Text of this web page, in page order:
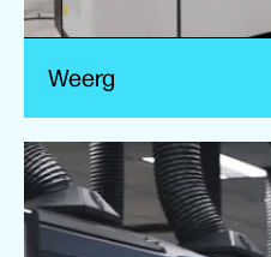
Weerg
Forecast 3D